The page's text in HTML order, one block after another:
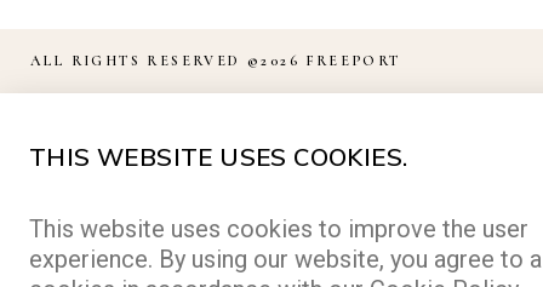
ALL RIGHTS RESERVED ©2026 FREEPORT
THIS WEBSITE USES COOKIES.
This website uses cookies to improve the user
experience. By using our website, you agree to